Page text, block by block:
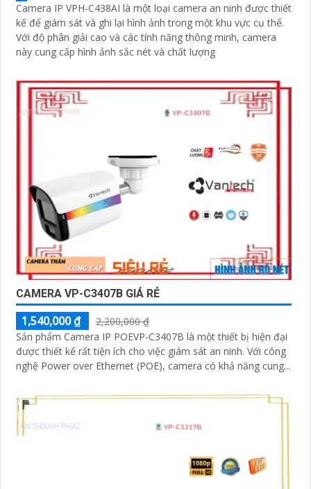
Camera IP VPH-C438AI là một loại camera an ninh được thiết
kế để giám sát và ghi lại hình ảnh trong một khu vực cụ thể.
Với độ phân giải cao và các tính năng thông minh, camera
này cung cấp hình ảnh sắc nét và chất lượng
CAMERA VP-C3407B GIÁ RẺ
1,540,000 ₫
2,200,000 ₫
Sản phẩm Camera IP POEVP-C3407B là một thiết bị hiện đại
được thiết kế rất tiện ích cho việc giám sát an ninh. Với công
nghệ Power over Ethernet (POE), camera có khả năng cung...